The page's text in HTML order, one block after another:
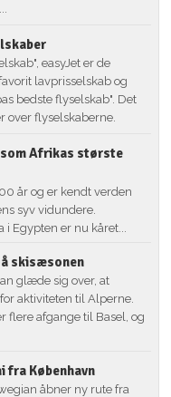
easyJet er de
lavprisselskab og
bedste flyselskab". Det
over flyselskaberne.
Afrikas største
år og er kendt verden
syv vidundere.
Egypten er nu kåret...
skisæsonen
glæde sig over, at
aktiviteten til Alperne.
flere afgange til Basel, og
fra København
åbner ny rute fra